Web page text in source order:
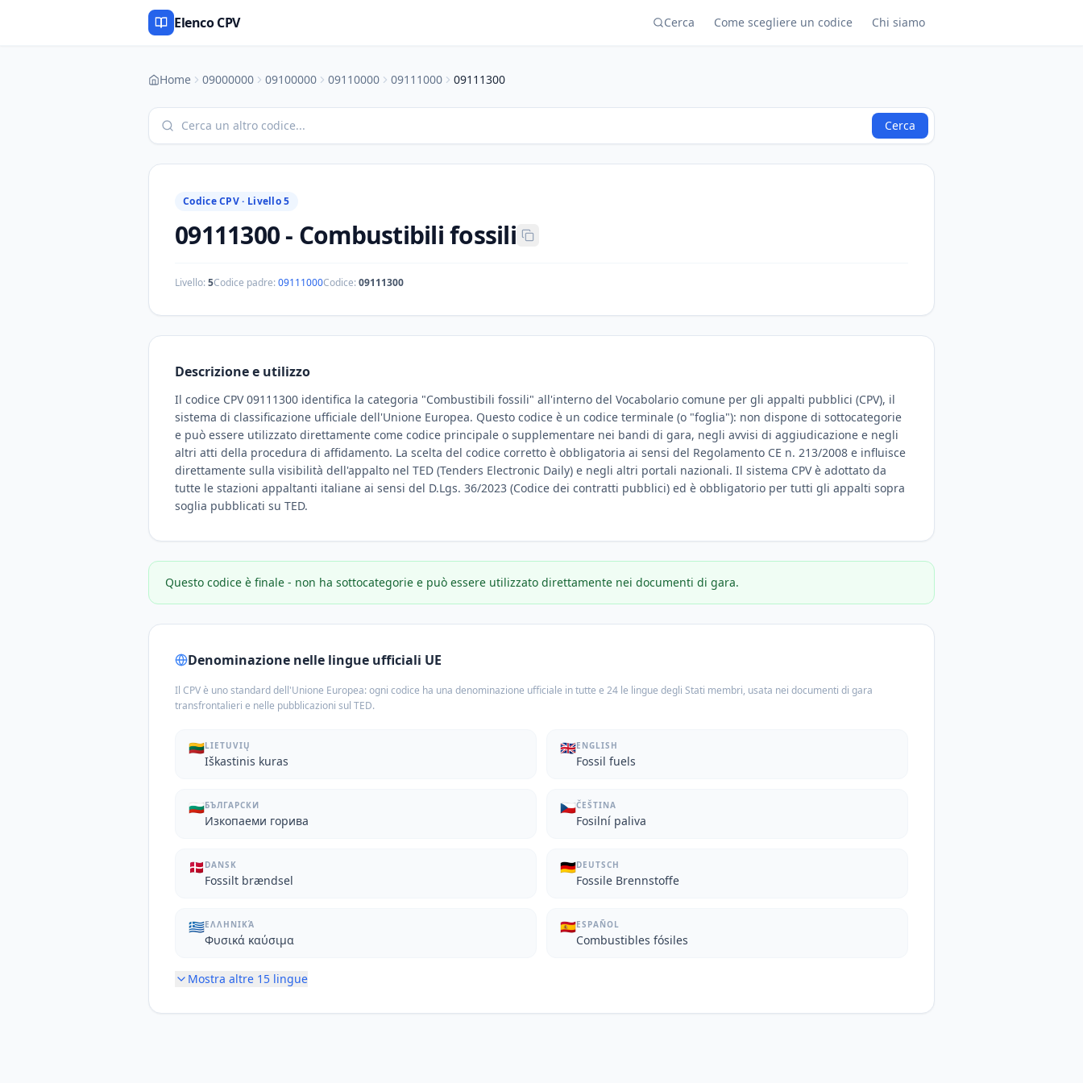
Elenco CPV Cerca Come scegliere un codice Chi siamo
Home 09000000 09100000 09110000 09111000 09111300
Cerca
Codice CPV · Livello 5
09111300- Combustibili fossili
Livello:5Codice padre:09111000Codice:09111300
Descrizione e utilizzo
Il codice CPV 09111300 identifica la categoria "Combustibili fossili" all'interno del Vocabolario comune per gli appalti pubblici (CPV), il
sistema di classificazione ufficiale dell'Unione Europea. Questo codice è un codice terminale (o "foglia"): non dispone di sottocategorie
e può essere utilizzato direttamente come codice principale o supplementare nei bandi di gara, negli avvisi di aggiudicazione e negli
altri atti della procedura di affidamento. La scelta del codice corretto è obbligatoria ai sensi del Regolamento CE n. 213/2008 e influisce
direttamente sulla visibilità dell'appalto nel TED (Tenders Electronic Daily) e negli altri portali nazionali. Il sistema CPV è adottato da
tutte le stazioni appaltanti italiane ai sensi del D.Lgs. 36/2023 (Codice dei contratti pubblici) ed è obbligatorio per tutti gli appalti sopra
soglia pubblicati su TED.
Questo codice è finale - non ha sottocategorie e può essere utilizzato direttamente nei documenti di gara.
Denominazione nelle lingue ufficiali UE
Il CPV è uno standard dell'Unione Europea: ogni codice ha una denominazione ufficiale in tutte e 24 le lingue degli Stati membri, usata nei documenti di gara
transfrontalieri e nelle pubblicazioni sul TED.
🇱🇹LIETUVIŲ
Iškastinis kuras
🇬🇧ENGLISH
Fossil fuels
🇧🇬БЪЛГАРСКИ
Изкопаеми горива
🇨🇿ČEŠTINA
Fosilní paliva
🇩🇰 DANSK
Fossilt brændsel
🇩🇪DEUTSCH
Fossile Brennstoffe
🇬🇷ΕΛΛΗΝΙΚΆ
Φυσικά καύσιμα
🇪🇸ESPAÑOL
Combustibles fósiles
Mostra altre 15 lingue